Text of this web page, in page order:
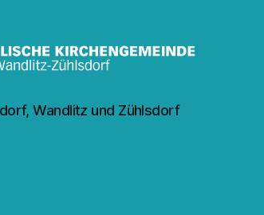
Wandlitz und Zühlsdorf